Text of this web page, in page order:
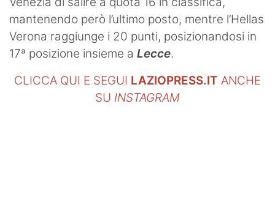
mantenendo però l’ultimo posto, mentre l’Hellas
Verona raggiunge i 20 punti, posizionandosi in
17ª posizione insieme a Lecce.
CLICCA QUI E SEGUI LAZIOPRESS.IT ANCHE
SU INSTAGRAM